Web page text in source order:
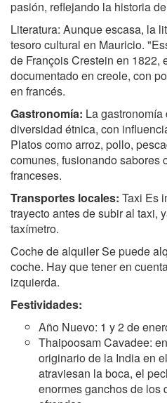
pasión, reflejando la historia
Literatura: Aunque escasa, la
tesoro cultural en Mauricio.
de François Crestein en 1822,
documentado en creole, con
en francés.
Gastronomía: La
diversidad étnica, con
Platos como arroz, pollo,
comunes, fusionando sabores
franceses.
Transportes locales: Taxi Es
trayecto antes de subir al taxi,
taxímetro.
Coche de alquiler Se puede
coche. Hay que tener en
izquierda.
Festividades:
Año Nuevo: 1 y 2 de
Thaipoosam Cavadee:
originario de la India en
atraviesan la boca, el
enormes ganchos de los